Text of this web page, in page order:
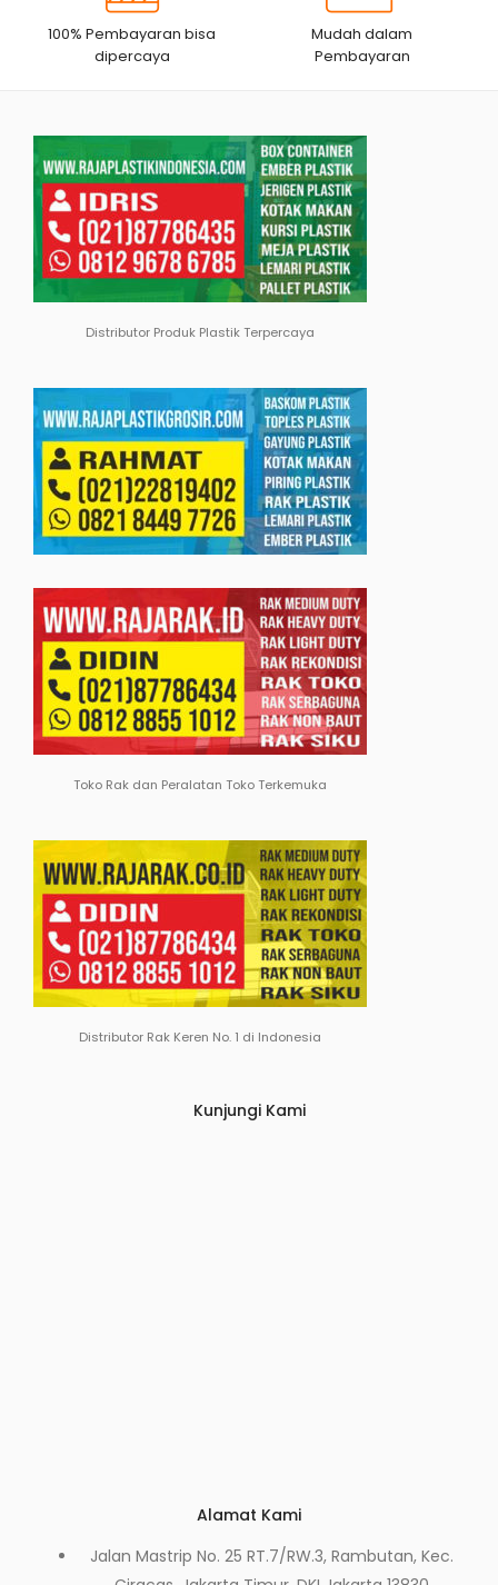
100% Pembayaran bisa
dipercaya
Mudah dalam
Pembayaran
Distributor Produk Plastik Terpercaya
Toko Rak dan Peralatan Toko Terkemuka
Distributor Rak Keren No. 1 di Indonesia
Kunjungi Kami
Alamat Kami
Jalan Mastrip No. 25 RT.7/RW.3, Rambutan, Kec.